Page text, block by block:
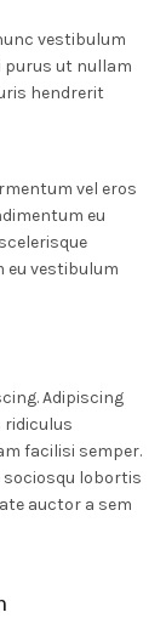
vestibulum
purus ut nullam
hendrerit
vel eros
eu
eu vestibulum
Adipiscing
ridiculus
facilisi semper.
sociosqu lobortis
auctor a sem